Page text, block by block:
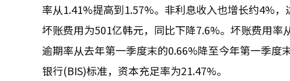
率从1.41%提高到1.57%。非利息收入也增长约4%，
坏账费用为501亿韩元，同比下降7.6%。坏账费用率
逾期率从去年第一季度末的0.66%降至今年第一季度
银行(BIS)标准，资本充足率为21.47%。